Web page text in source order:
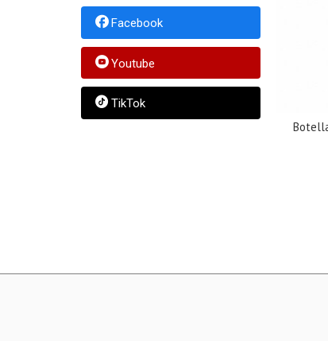
Facebook
Youtube
TikTok
Botella Chilly´s Inox mod.